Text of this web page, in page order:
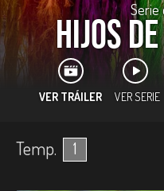
Serie
Hijos
VER TRÁILER VER SERIE
Temp. 1